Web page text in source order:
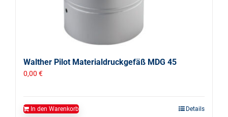
Walther Pilot Materialdruckgefäß MDG 45
0,00 €
In den Warenkorb Details